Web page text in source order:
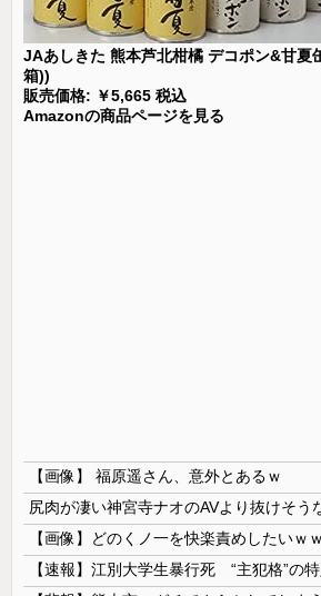
JAあしきた 熊本芦北柑橘 デコポン&甘夏
箱))
販売価格: ￥5,665 税込
Amazonの商品ページを見る
【画像】 福原遥さん、意外とあるｗ
尻肉が凄い神宮寺ナオのAVより抜けそう
【画像】どのくノ一を快楽責めしたいｗ